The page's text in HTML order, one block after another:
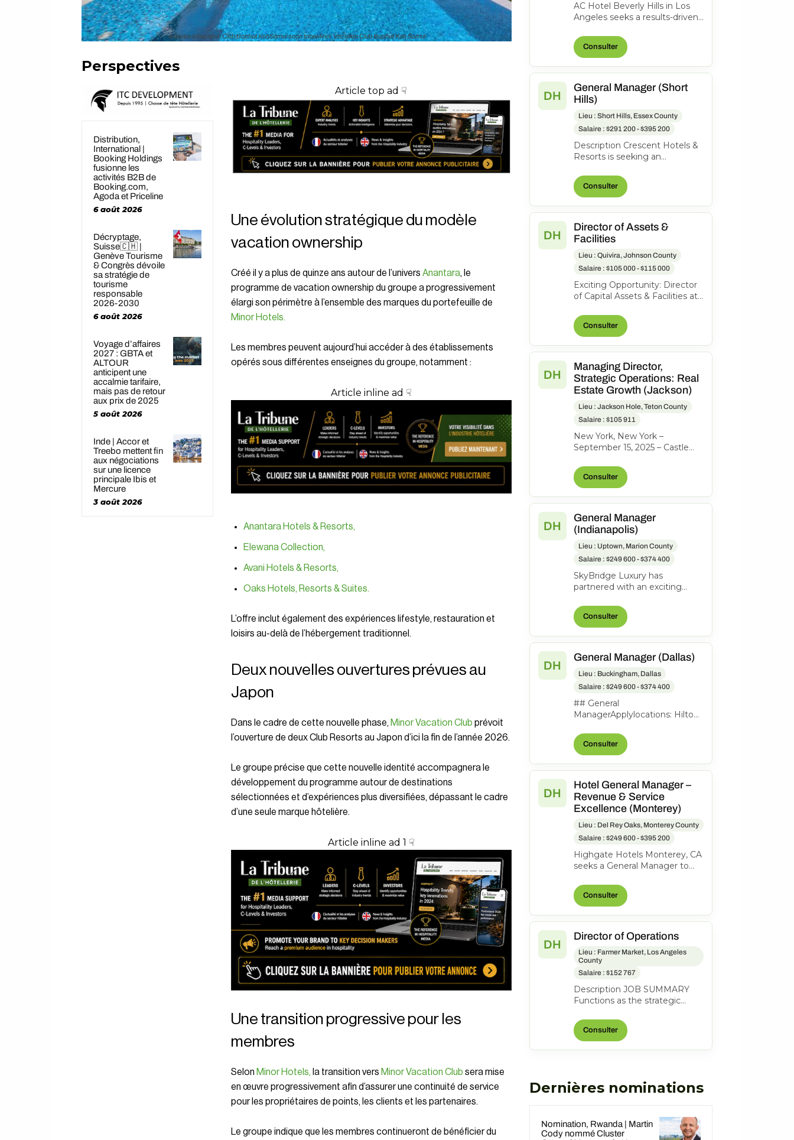
Anantara Vacation Club Bophut KohSamui soon tobeMinor Vacation Club Bophut Koh Samui
Perspectives
Distribution,
International |
Booking Holdings
fusionne les
activités B2B de
Booking.com,
Agoda et Priceline
6 août 2026
Décryptage,
Suisse🇨🇭 |
Genève Tourisme
& Congrès dévoile
sa stratégie de
tourisme
responsable
2026-2030
6 août 2026
Voyage d’affaires
2027 : GBTA et
ALTOUR
anticipent une
accalmie tarifaire,
mais pas de retour
aux prix de 2025
5 août 2026
Inde | Accor et
Treebo mettent fin
aux négociations
sur une licence
principale Ibis et
Mercure
3 août 2026
Article top ad ☟
Une évolution stratégique du modèle
vacation ownership
Créé il y a plus de quinze ans autour de l’univers Anantara, le
programme de vacation ownership du groupe a progressivement
élargi son périmètre à l’ensemble des marques du portefeuille de
Minor Hotels.
Les membres peuvent aujourd’hui accéder à des établissements
opérés sous différentes enseignes du groupe, notamment :
Article inline ad ☟
Anantara Hotels & Resorts,
Elewana Collection,
Avani Hotels & Resorts,
Oaks Hotels, Resorts & Suites.
L’offre inclut également des expériences lifestyle, restauration et
loisirs au-delà de l’hébergement traditionnel.
Deux nouvelles ouvertures prévues au
Japon
Dans le cadre de cette nouvelle phase, Minor Vacation Club prévoit
l’ouverture de deux Club Resorts au Japon d’ici la fin de l’année 2026.
Le groupe précise que cette nouvelle identité accompagnera le
développement du programme autour de destinations
sélectionnées et d’expériences plus diversifiées, dépassant le cadre
d’une seule marque hôtelière.
Article inline ad 1 ☟
Une transition progressive pour les
membres
Selon Minor Hotels, la transition vers Minor Vacation Club sera mise
en œuvre progressivement afin d’assurer une continuité de service
pour les propriétaires de points, les clients et les partenaires.
Le groupe indique que les membres continueront de bénéficier du
AC Hotel Beverly Hills in Los
Angeles seeks a results-driven
200-room lifestyle hotel and...
Consulter
DH
General Manager (Short
Hills)
Lieu : Short Hills, Essex County
Salaire : $291 200 - $395 200
Description Crescent Hotels &
Resorts is seeking an
to lead the Hilton Short Hills. At
Cr...Consulter
DH
Director of Assets &
Facilities
Lieu : Quivira, Johnson County
Salaire : $105 000 - $115 000
Exciting Opportunity: Director
of Capital Assets & Facilities at
Consulting, Inc. About the
role...Consulter
DH
Managing Director,
Strategic Operations: Real
Estate Growth (Jackson)
Lieu : Jackson Hole, Teton County
Salaire : $105 911
New York, New York –
September 15, 2025 – Castle
or “CPH”), the investment firm
behind...
Consulter
DH
General Manager
(Indianapolis)
Lieu : Uptown, Marion County
Salaire : $249 600 - $374 400
SkyBridge Luxury has
partnered with an exciting
exceptional General Manager
to lead th...
Consulter
DH
General Manager (Dallas)
Lieu : Buckingham, Dallas
Salaire : $249 600 - $374 400
## General
ManagerApplylocations: Hilton
Downtowntime type: Full
timeposted on: Posted
Consulter
DH
Hotel General Manager –
Revenue & Service
Excellence (Monterey)
Lieu : Del Rey Oaks, Monterey County
Salaire : $249 600 - $395 200
Highgate Hotels Monterey, CA
seeks a General Manager to
profitability through revenue
grow...
Consulter
DH
Director of Operations
Lieu : Farmer Market, Los Angeles
County
Salaire : $152 767
Description JOB SUMMARY
Functions as the strategic
property's Hotel Operations.
Areas of respo...
Consulter
Dernières nominations
Nomination, Rwanda | Martin
Cody nommé Cluster